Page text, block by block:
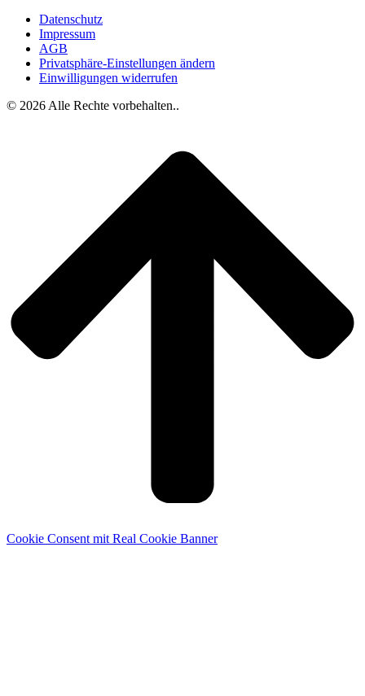
Datenschutz
Impressum
AGB
Privatsphäre-Einstellungen ändern
Einwilligungen widerrufen
© 2026 Alle Rechte vorbehalten..
Cookie Consent mit Real Cookie Banner